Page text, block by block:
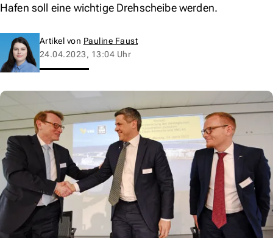
Hafen soll eine wichtige Drehscheibe werden.
Artikel von Pauline Faust
24.04.2023, 13:04 Uhr